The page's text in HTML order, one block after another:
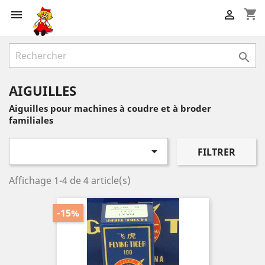
 shopping_cart


AIGUILLES
Aiguilles pour machines à coudre et à broder
familiales
 FILTRER
Affichage 1-4 de 4 article(s)
-15%